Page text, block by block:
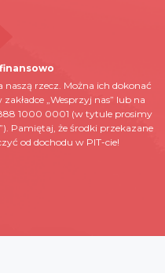
rzecz. Można ich dokonać
„Wesprzyj nas” lub na
1000 0001 (w tytule prosimy
Pamiętaj, że środki przekazane
od dochodu w PIT-cie!